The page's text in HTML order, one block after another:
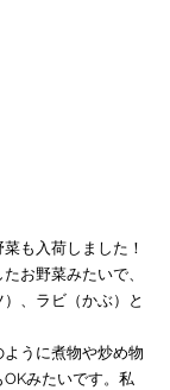
も入荷しました！
お野菜みたいで、
、ラビ（かぶ）と
うに煮物や炒め物
みたいです。私